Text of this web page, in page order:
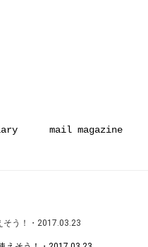
mail magazine
そう！・2017.03.23